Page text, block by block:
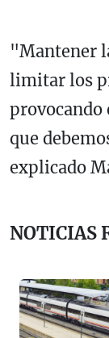
"Mantener
limitar los
provocando
que
explicado
NOTICIAS